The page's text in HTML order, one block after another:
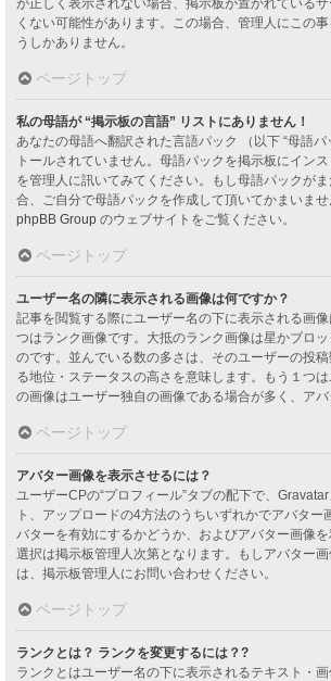
くない可能性があります。この場合、管理人にこの
うしかありません。
ページトップ
私の母語が “掲示板の言語” リストにありません！
あなたの母語へ翻訳された言語パック （以下 “母語パ
トールされていません。母語パックを掲示板にイン
を管理人に訊いてみてください。もし母語パックが
合、ご自分で母語パックを作成して頂いてかまいま
phpBB Group のウェブサイトをご覧ください。
ページトップ
ユーザー名の隣に表示される画像は何ですか？
記事を閲覧する際にユーザー名の下に表示される画像
つはランク画像です。大抵のランク画像は星かブロ
のです。並んでいる数の多さは、そのユーザーの投
る地位・ステータスの高さを意味します。もう１つ
の画像はユーザー独自の画像である場合が多く、アバ
ページトップ
アバター画像を表示させるには？
ユーザーCPの“プロフィール”タブの配下で、
ト、アップロードの4方法のうちいずれかでアバター
バターを有効にするかどうか、およびアバター画像
選択は掲示板管理人次第となります。もしアバター
は、掲示板管理人にお問い合わせください。
ページトップ
ランクとは？ ランクを変更するには？?
ランクとはユーザー名の下に表示されるテキスト・